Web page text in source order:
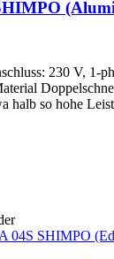
230 V, 1-
halb so hohe